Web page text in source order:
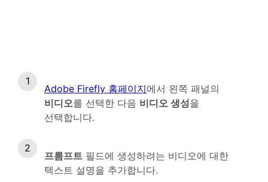
Adobe Firefly 홈페이지에서 왼쪽 패널의
비디오를 선택한 다음 비디오 생성을
선택합니다.
프롬프트 필드에 생성하려는 비디오에 대한
텍스트 설명을 추가합니다.